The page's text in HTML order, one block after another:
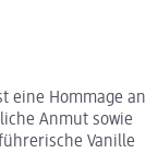
eine Hommage an
Anmut sowie
Vanille